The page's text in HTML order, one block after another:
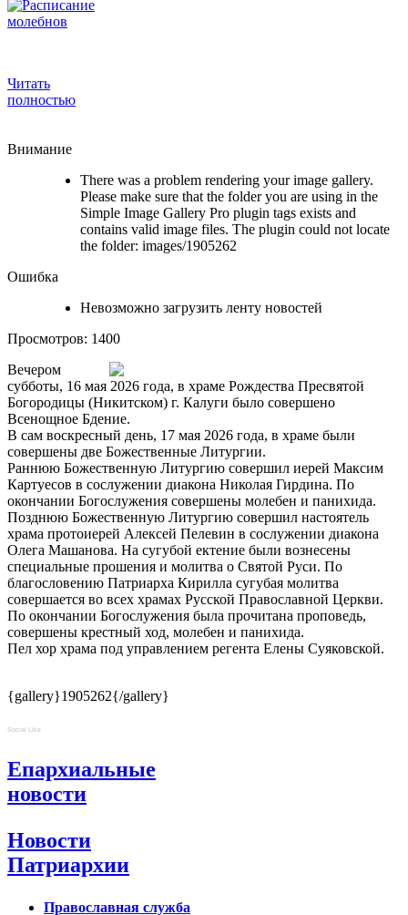
Читать
полностью
Внимание
There was a problem rendering your image gallery.
Please make sure that the folder you are using in the
Simple Image Gallery Pro plugin tags exists and
contains valid image files. The plugin could not locate
the folder: images/1905262
Ошибка
Невозможно загрузить ленту новостей
Просмотров: 1400
Вечером
субботы, 16 мая 2026 года, в храме Рождества Пресвятой
Богородицы (Никитском) г. Калуги было совершено
Всенощное Бдение.
В сам воскресный день, 17 мая 2026 года, в храме были
совершены две Божественные Литургии.
Раннюю Божественную Литургию совершил иерей Максим
Картуесов в сослужении диакона Николая Гирдина. По
окончании Богослужения совершены молебен и панихида.
Позднюю Божественную Литургию совершил настоятель
храма протоиерей Алексей Пелевин в сослужении диакона
Олега Машанова. На сугубой ектение были вознесены
специальные прошения и молитва о Святой Руси. По
благословению Патриарха Кирилла сугубая молитва
совершается во всех храмах Русской Православной Церкви.
По окончании Богослужения была прочитана проповедь,
совершены крестный ход, молебен и панихида.
Пел хор храма под управлением регента Елены Суяковской.
{gallery}1905262{/gallery}
Social Like
Епархиальные
новости
Новости
Патриархии
Православная служба